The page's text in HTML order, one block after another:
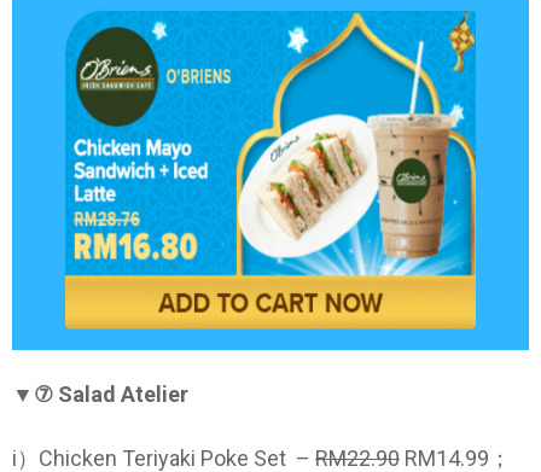
▼⑦ Salad Atelier
i）Chicken Teriyaki Poke Set – RM22.90 RM14.99；